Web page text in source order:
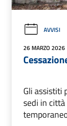
AVVISI
26 MARZO 2026
Gli assistiti
sedi in